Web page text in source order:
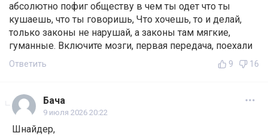
абсолютно пофиг обществу в чем ты одет что ты
кушаешь, что ты говоришь, Что хочешь, то и делай,
только законы не нарушай, а законы там мягкие,
гуманные. Включите мозги, первая передача, поехали
Ответить 9 16
Бача
9 июля 2026 20:22
Шнайдер,